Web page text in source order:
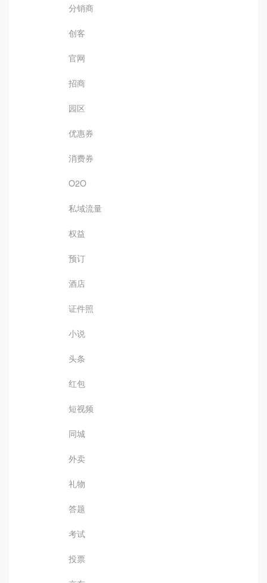
分销商
创客
官网
招商
园区
优惠券
消费券
O2O
私域流量
权益
预订
酒店
证件照
小说
头条
红包
短视频
同城
外卖
礼物
答题
考试
投票